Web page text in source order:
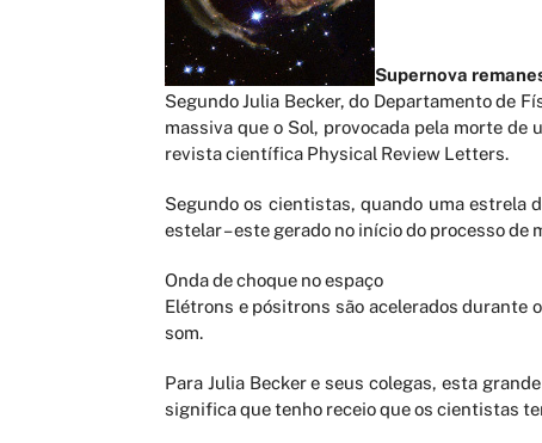
Supernova
Segundo Julia Becker, do Departamento de
massiva que o Sol, provocada pela morte
revista científica Physical Review Letters.
Segundo os cientistas, quando uma estrela
estelar – este gerado no início do processo
Onda de choque no espaço
Elétrons e pósitrons são acelerados durante
som.
Para Julia Becker e seus colegas, esta
significa que tenho receio que os cientistas